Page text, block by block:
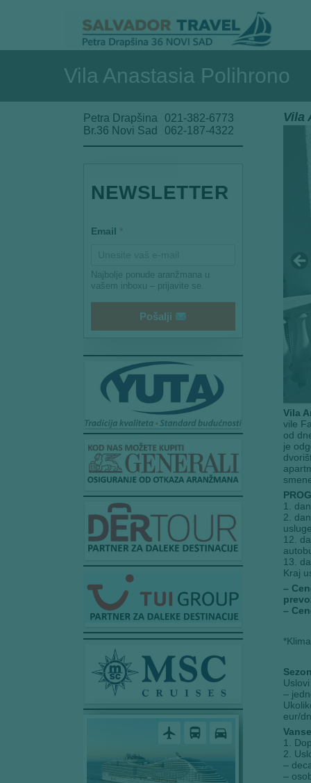
Vila Anastasia Polihrono
Vila
Vila
vile
od
je
1.
2.
12.
13.
Kraj
–
–
–
eur/
1.
2.
–
–
Petra Drapšina
Br.36 Novi Sad
021-382-6773
062-187-4322
*
E
i
NEWSLETTER
Email *
Najbolje ponude aranžmana u
vašem inboxu – prijavite se.
Pošalji
airplanemode_active directions_bus directions_car